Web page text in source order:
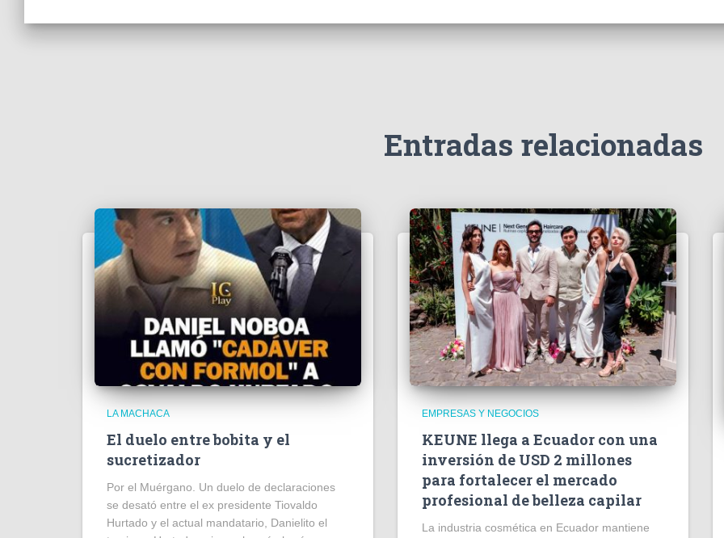
Entradas relacionadas
LA MACHACA
El duelo entre bobita y el
sucretizador
Por el Muérgano. Un duelo de declaraciones
se desató entre el ex presidente Tiovaldo
Hurtado y el actual mandatario, Danielito el
EMPRESAS Y NEGOCIOS
KEUNE llega a Ecuador con una
inversión de USD 2 millones
para fortalecer el mercado
profesional de belleza capilar
La industria cosmética en Ecuador mantiene